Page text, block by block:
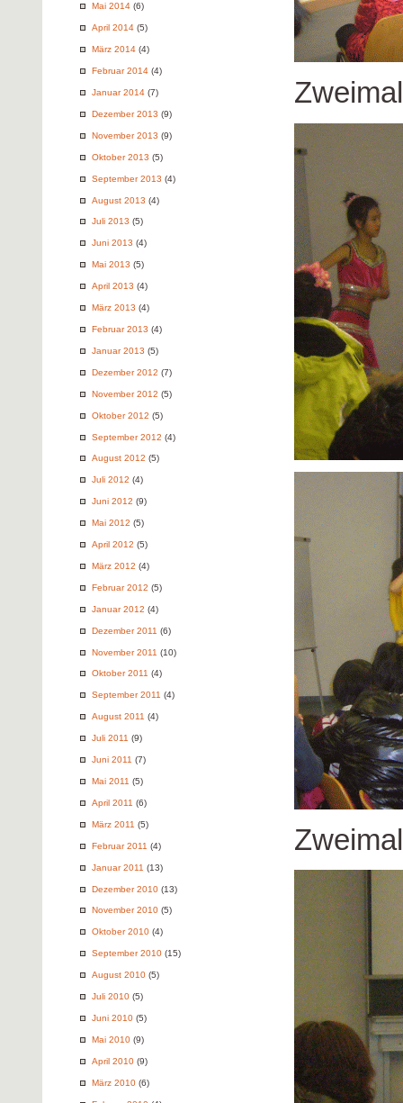
Mai 2014 (6)
April 2014 (5)
März 2014 (4)
Februar 2014 (4)
Januar 2014 (7)
Dezember 2013 (9)
November 2013 (9)
Oktober 2013 (5)
September 2013 (4)
August 2013 (4)
Juli 2013 (5)
Juni 2013 (4)
Mai 2013 (5)
April 2013 (4)
März 2013 (4)
Februar 2013 (4)
Januar 2013 (5)
Dezember 2012 (7)
November 2012 (5)
Oktober 2012 (5)
September 2012 (4)
August 2012 (5)
Juli 2012 (4)
Juni 2012 (9)
Mai 2012 (5)
April 2012 (5)
März 2012 (4)
Februar 2012 (5)
Januar 2012 (4)
Dezember 2011 (6)
November 2011 (10)
Oktober 2011 (4)
September 2011 (4)
August 2011 (4)
Juli 2011 (9)
Juni 2011 (7)
Mai 2011 (5)
April 2011 (6)
März 2011 (5)
Februar 2011 (4)
Januar 2011 (13)
Dezember 2010 (13)
November 2010 (5)
Oktober 2010 (4)
September 2010 (15)
August 2010 (5)
Juli 2010 (5)
Juni 2010 (5)
Mai 2010 (9)
April 2010 (9)
März 2010 (6)